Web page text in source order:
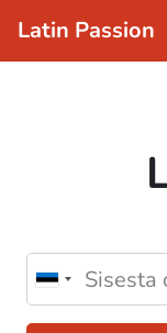
Latin Passion